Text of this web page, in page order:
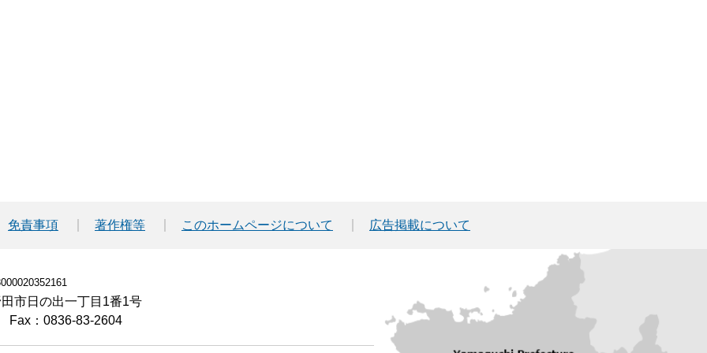
免責事項 著作権等 このホームページについて 広告掲載について
市日の出一丁目1番1号
Fax：0836-83-2604